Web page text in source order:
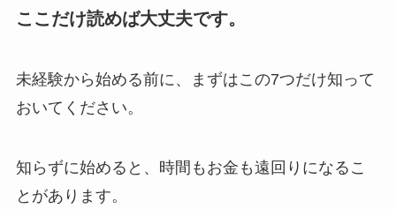
ここだけ読めば大丈夫です。
未経験から始める前に、まずはこの7つだけ知って
おいてください。
知らずに始めると、時間もお金も遠回りになるこ
とがあります。